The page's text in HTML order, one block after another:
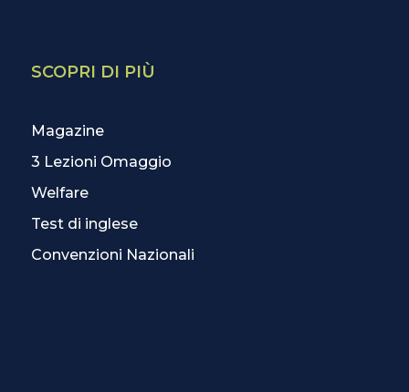
SCOPRI DI PIÙ
Magazine
3 Lezioni Omaggio
Welfare
Test di inglese
Convenzioni Nazionali